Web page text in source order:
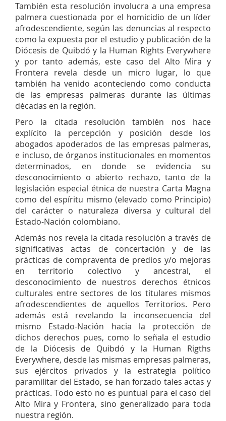
También esta resolución involucra a una empresa
palmera cuestionada por el homicidio de un líder
afrodescendiente, según las denuncias al respecto
como la expuesta por el estudio y publicación de la
Diócesis de Quibdó y la Human Rights Everywhere
y por tanto además, este caso del Alto Mira y
Frontera revela desde un micro lugar, lo que
también ha venido aconteciendo como conducta
de las empresas palmeras durante las últimas
décadas en la región.
Pero la citada resolución también nos hace
explícito la percepción y posición desde los
abogados apoderados de las empresas palmeras,
e incluso, de órganos institucionales en momentos
determinados, en donde se evidencia su
desconocimiento o abierto rechazo, tanto de la
legislación especial étnica de nuestra Carta Magna
como del espíritu mismo (elevado como Principio)
del carácter o naturaleza diversa y cultural del
Estado-Nación colombiano.
Además nos revela la citada resolución a través de
significativas actas de concertación y de las
prácticas de compraventa de predios y/o mejoras
en territorio colectivo y ancestral, el
desconocimiento de nuestros derechos étnicos
culturales entre sectores de los titulares mismos
afrodescendientes de aquellos Territorios. Pero
además está revelando la inconsecuencia del
mismo Estado-Nación hacia la protección de
dichos derechos pues, como lo señala el estudio
de la Diócesis de Quibdó y la Human Rigths
Everywhere, desde las mismas empresas palmeras,
sus ejércitos privados y la estrategia político
paramilitar del Estado, se han forzado tales actas y
prácticas. Todo esto no es puntual para el caso del
Alto Mira y Frontera, sino generalizado para toda
nuestra región.